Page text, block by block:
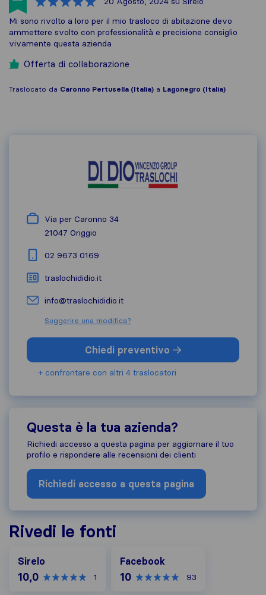
Mi sono rivolto a loro per il mio trasloco di abitazione devo
ammettere svolto con professionalità e precisione consiglio
vivamente questa azienda
Offerta di collaborazione
Traslocato da Caronno Pertusella (Italia) a Lagonegro (Italia)
Via per Caronno 34
21047 Origgio
02 9673 0169
traslochididio.it
info@traslochididio.it
Suggerire una modifica?
Chiedi preventivo
+ confrontare con altri 4 traslocatori
Questa è la tua azienda?
Richiedi accesso a questa pagina per aggiornare il tuo
profilo e rispondere alle recensioni dei clienti
Richiedi accesso a questa pagina
Rivedi le fonti
Sirelo
10,0 1
Facebook
10 93